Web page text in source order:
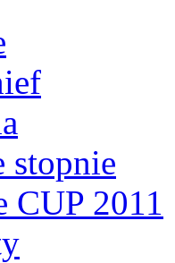
stopnie
CUP 2011